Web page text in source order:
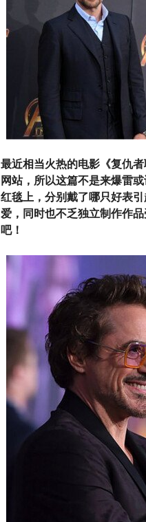
最近相当火热的电影《复仇
网站，所以这篇不是来爆雷
红毯上，分别戴了哪只好表
爱，同时也不乏独立制作作
吧！